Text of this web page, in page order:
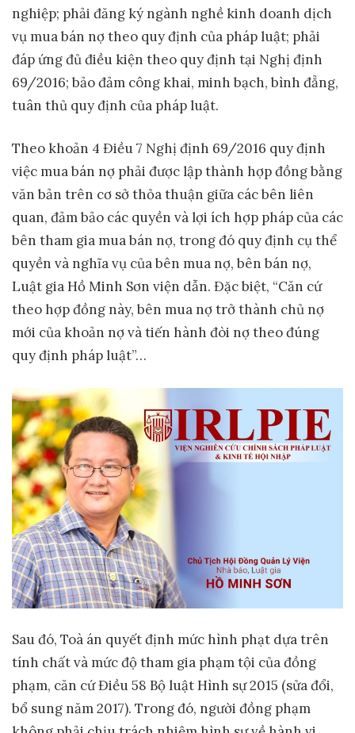
nghiệp; phải đăng ký ngành nghề kinh doanh dịch
vụ mua bán nợ theo quy định của pháp luật; phải
đáp ứng đủ điều kiện theo quy định tại Nghị định
69/2016; bảo đảm công khai, minh bạch, bình đẳng,
tuân thủ quy định của pháp luật.
Theo khoản 4 Điều 7 Nghị định 69/2016 quy định
việc mua bán nợ phải được lập thành hợp đồng bằng
văn bản trên cơ sở thỏa thuận giữa các bên liên
quan, đảm bảo các quyền và lợi ích hợp pháp của các
bên tham gia mua bán nợ, trong đó quy định cụ thể
quyền và nghĩa vụ của bên mua nợ, bên bán nợ,
Luật gia Hồ Minh Sơn viện dẫn. Đặc biệt, “Căn cứ
theo hợp đồng này, bên mua nợ trở thành chủ nợ
mới của khoản nợ và tiến hành đòi nợ theo đúng
quy định pháp luật”…
Sau đó, Toà án quyết định mức hình phạt dựa trên
tính chất và mức độ tham gia phạm tội của đồng
phạm, căn cứ Điều 58 Bộ luật Hình sự 2015 (sửa đổi,
bổ sung năm 2017). Trong đó, người đồng phạm